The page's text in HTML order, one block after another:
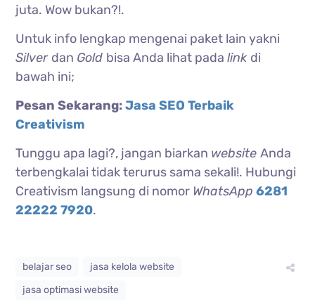
juta. Wow bukan?!.
Untuk info lengkap mengenai paket lain yakni
Silver dan Gold bisa Anda lihat padalink di
bawah ini;
Pesan Sekarang:Jasa SEO Terbaik
Creativism
Tunggu apa lagi?, jangan biarkan websiteAnda
terbengkalai tidak terurus sama sekali!. Hubungi
Creativism langsung di nomor WhatsApp 6281
22222 7920.
belajar seo
jasa kelola website
jasa optimasi website